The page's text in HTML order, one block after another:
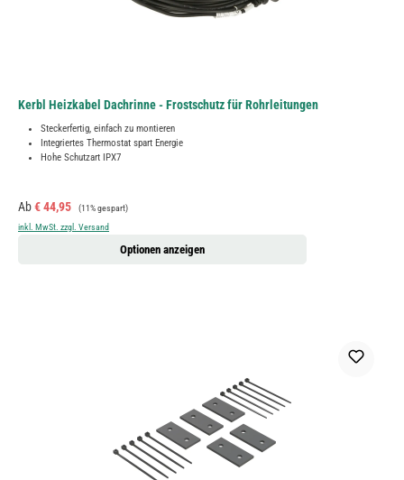
Kerbl Heizkabel Dachrinne - Frostschutz für Rohrleitungen
Steckerfertig, einfach zu montieren
Integriertes Thermostat spart Energie
Hohe Schutzart IPX7
Verkaufspreis:
Ab€ 44,95 Regulärer Preis:
(11% gespart)
inkl. MwSt. zzgl. Versand
Optionen anzeigen